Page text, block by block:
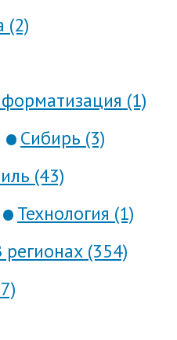
(2)
(1)
Сибирь (3)
(43)
Технология (1)
регионах (354)